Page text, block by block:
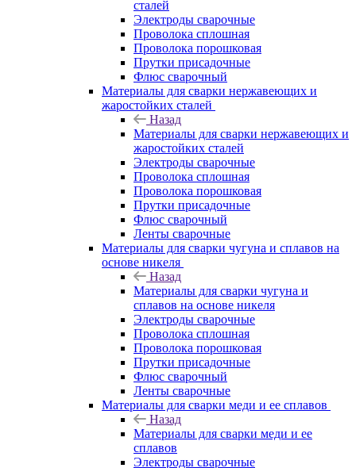
сталей
Электроды сварочные
Проволока сплошная
Проволока порошковая
Прутки присадочные
Флюс сварочный
Материалы для сварки нержавеющих и
жаростойких сталей
Назад
Материалы для сварки нержавеющих и
жаростойких сталей
Электроды сварочные
Проволока сплошная
Проволока порошковая
Прутки присадочные
Флюс сварочный
Ленты сварочные
Материалы для сварки чугуна и сплавов на
основе никеля
Назад
Материалы для сварки чугуна и
сплавов на основе никеля
Электроды сварочные
Проволока сплошная
Проволока порошковая
Прутки присадочные
Флюс сварочный
Ленты сварочные
Материалы для сварки меди и ее сплавов
Назад
Материалы для сварки меди и ее
сплавов
Электроды сварочные